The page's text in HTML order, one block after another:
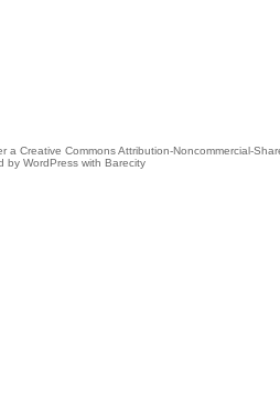
a Creative Commons Attribution-Noncommercial-
by WordPress with Barecity